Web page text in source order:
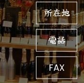
所在地
電話
FAX